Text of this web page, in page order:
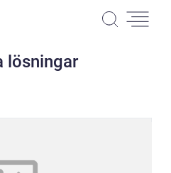
lösningar